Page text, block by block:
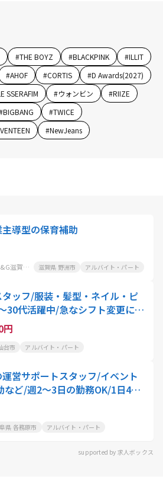
#THE BOYZ #BLACKPINK #ILLIT
#AHOF #CORTIS #D Awards(2027)
SSERAFIM #ウォンビン #RIIZE
BIGBANG #TWICE
#NewJeans
導型の保育補助
タスクフォース・グループ/P&G滋賀工場内保育所プロペラ 滋賀県 野洲市 アルバイト・パート
ッフ/服装・髪型・ネイル・ピ
30代活躍中/急なシフト変更にも
円
台市 アルバイト・パート
営サポートスタッフ/イベント
など/週2～3日の勤務OK/1日4h
県 各務原市 アルバイト・パート
supported by 求人ボックス